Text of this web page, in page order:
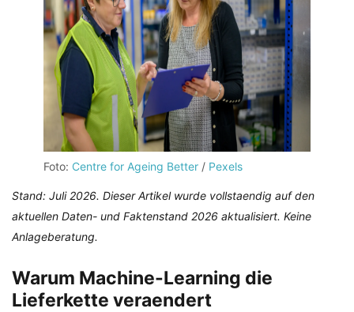
Foto: Centre for Ageing Better / Pexels
Stand: Juli 2026. Dieser Artikel wurde vollstaendig auf den
aktuellen Daten- und Faktenstand 2026 aktualisiert. Keine
Anlageberatung.
Warum Machine-Learning die
Lieferkette veraendert